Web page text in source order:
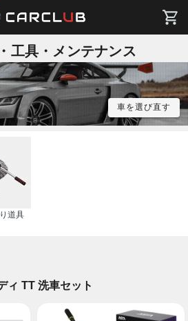
工具・メンテナンス
車を選び直す
道具
ィ TT 洗車セット